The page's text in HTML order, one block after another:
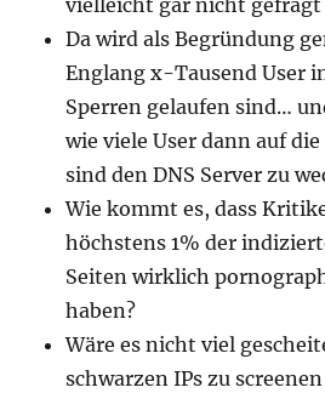
vielleicht gar nicht gefragt
Da wird als Begründung
Englang x-Tausend User
Sperren gelaufen sind…
wie viele User dann auf
sind den DNS Server zu
Wie kommt es, dass
höchstens 1% der
Seiten wirklich
haben?
Wäre es nicht viel
schwarzen IPs zu